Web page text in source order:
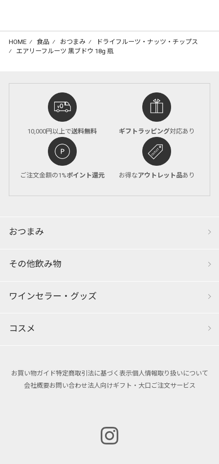
HOME ⁄ 食品 ⁄ おつまみ ⁄
ドライフルーツ・ナッツ・チップス
⁄ エアリーフルーツ 黒ブドウ 18g 瓶
10,000円以上で送料無料 ギフトラッピング対応あり
ご注文金額の1%ポイント還元 お得なアウトレット品あり
おつまみ
その他飲み物
ワインセラー・グッズ
コスメ
お買い物ガイド特定商取引法に基づく表示個人情報取り扱いについて
会社概要お問い合わせ法人向けギフト・大口ご注文サービス